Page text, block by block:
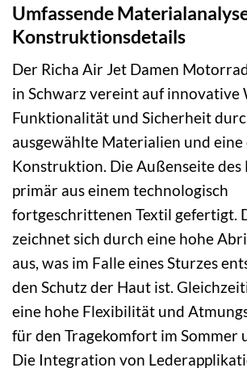
Umfassende
Konstruktionsdetails
Der Richa Air Jet Damen
in Schwarz vereint auf innovative
Funktionalität und Sicherheit
ausgewählte Materialien und
Konstruktion. Die Außenseite des
primär aus einem technologisch
fortgeschrittenen Textil gefertigt.
zeichnet sich durch eine hohe
aus, was im Falle eines Sturzes
den Schutz der Haut ist.
eine hohe Flexibilität und
für den Tragekomfort im Sommer
Die Integration von